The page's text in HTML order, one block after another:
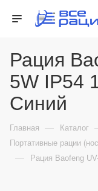
Рация
5W IP54
Синий
Главная — Каталог
Портативные рации
— Рация Baofeng